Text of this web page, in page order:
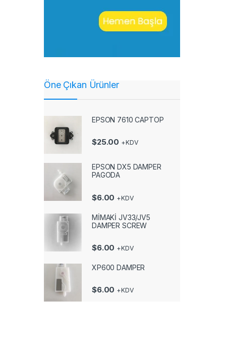
Öne Çıkan Ürünler
EPSON 7610 CAPTOP
$25.00 +KDV
EPSON DX5 DAMPER
PAGODA
$6.00 +KDV
MİMAKİ JV33/JV5
DAMPER SCREW
$6.00 +KDV
XP600 DAMPER
$6.00 +KDV